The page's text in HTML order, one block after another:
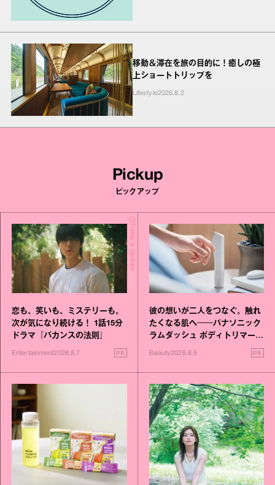
移動＆滞在を旅の目的に！癒しの極
上ショートトリップを
Lifestyle2026.8.2
Pickup
ピックアップ
Today's Update
恋も、笑いも、ミステリーも。
次が気になり続ける！ 1話15分
ドラマ『バカンスの法則』
Entertainment2026.8.7 PR
彼の想いが二人をつなぐ。触れ
たくなる肌へ──パナソニック
ラムダッシュ ボディトリマーが
Beauty2026.8.5 PR